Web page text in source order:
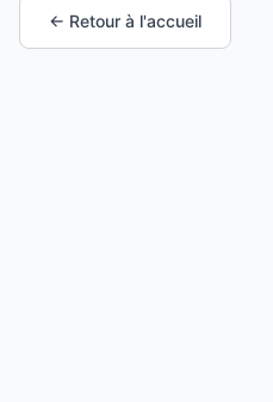
← Retour à l'accueil